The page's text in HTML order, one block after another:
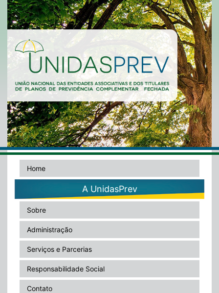
Home
A UnidasPrev
Sobre
Administração
Serviços e Parcerias
Responsabilidade Social
Contato